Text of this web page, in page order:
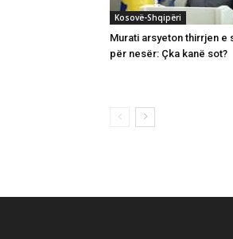
Kosovë-Shqipëri
Murati arsyeton thirrjen e
për nesër: Çka kanë sot?